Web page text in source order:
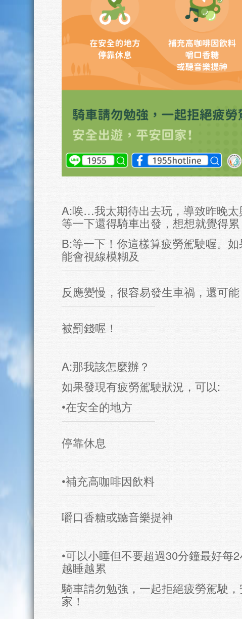
A:唉…我太期待出去玩，導致昨晚太
等一下還得騎車出發，想想就覺得累
B:等一下！你這樣算疲勞駕駛喔。
能會視線模糊及
反應變慢，很容易發生車禍，還可能
被罰錢喔！
A:那我該怎麼辦？
如果發現有疲勞駕駛狀況，可以:
•在安全的地方
停靠休息
•補充高咖啡因飲料
嚼口香糖或聽音樂提神
•可以小睡但不要超過30分鐘最好每
越睡越累
騎車請勿勉強，一起拒絕疲勞駕駛
家！